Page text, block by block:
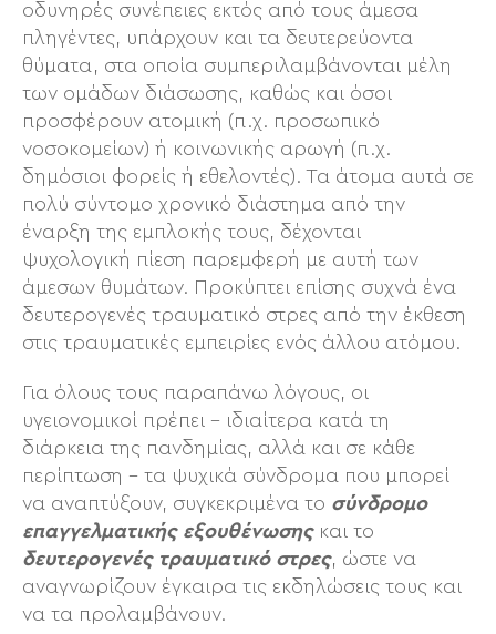
οδυνηρές συνέπειες εκτός από τους άμεσα
πληγέντες, υπάρχουν και τα δευτερεύοντα
θύματα, στα οποία συμπεριλαμβάνονται μέλη
των ομάδων διάσωσης, καθώς και όσοι
προσφέρουν ατομική (π.χ. προσωπικό
νοσοκομείων) ή κοινωνικής αρωγή (π.χ.
δημόσιοι φορείς ή εθελοντές). Τα άτομα αυτά σε
πολύ σύντομο χρονικό διάστημα από την
έναρξη της εμπλοκής τους, δέχονται
ψυχολογική πίεση παρεμφερή με αυτή των
άμεσων θυμάτων. Προκύπτει επίσης συχνά ένα
δευτερογενές τραυματικό στρες από την έκθεση
στις τραυματικές εμπειρίες ενός άλλου ατόμου.
Για όλους τους παραπάνω λόγους, οι
υγειονομικοί πρέπει – ιδιαίτερα κατά τη
διάρκεια της πανδημίας, αλλά και σε κάθε
περίπτωση – τα ψυχικά σύνδρομα που μπορεί
να αναπτύξουν, συγκεκριμένα το σύνδρομο
επαγγελματικής εξουθένωσης και το
δευτερογενές τραυματικό στρες, ώστε να
αναγνωρίζουν έγκαιρα τις εκδηλώσεις τους και
να τα προλαμβάνουν.